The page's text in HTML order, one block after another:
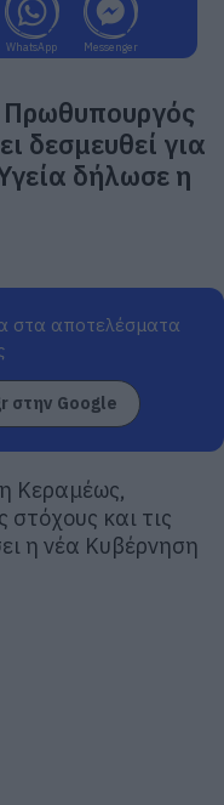
WhatsApp Messenger
Πρωθυπουργός
δεσμευθεί για
δήλωσε η
στα αποτελέσματα
στην Google
Κεραμέως,
στόχους και τις
η νέα Κυβέρνηση